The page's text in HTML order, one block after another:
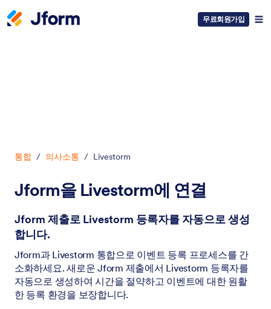
무료회원가입
통합 / 의사소통 / Livestorm
Jform을 Livestorm에 연결
Jform 제출로 Livestorm 등록자를 자동으로 생성
합니다.
Jform과 Livestorm 통합으로 이벤트 등록 프로세스를 간
소화하세요. 새로운 Jform 제출에서 Livestorm 등록자를
자동으로 생성하여 시간을 절약하고 이벤트에 대한 원활
한 등록 환경을 보장합니다.